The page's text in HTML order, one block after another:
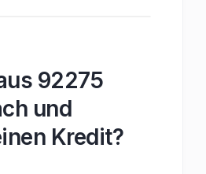
92275
und
Kredit?